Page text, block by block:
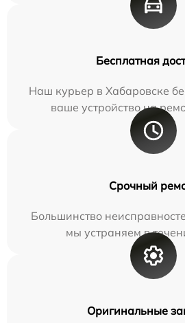
Бесплатная
Наш курьер в Хабаровске
ваше устройство на
Срочный
Большинство
мы устраняем в
Оригинальные